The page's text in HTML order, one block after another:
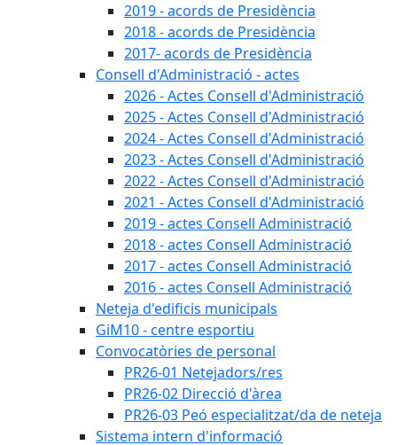
2019 - acords de Presidència
2018 - acords de Presidència
2017- acords de Presidència
Consell d'Administració - actes
2026 - Actes Consell d'Administració
2025 - Actes Consell d'Administració
2024 - Actes Consell d'Administració
2023 - Actes Consell d'Administració
2022 - Actes Consell d'Administració
2021 - Actes Consell d'Administració
2019 - actes Consell Administració
2018 - actes Consell Administració
2017 - actes Consell Administració
2016 - actes Consell Administració
Neteja d'edificis municipals
GiM10 - centre esportiu
Convocatòries de personal
PR26-01 Netejadors/res
PR26-02 Direcció d'àrea
PR26-03 Peó especialitzat/da de neteja
Sistema intern d'informació